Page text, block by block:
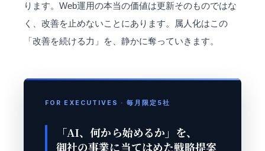
ります。Web運用の本当の価値は更新そのものではな
く、改善を止めないことにあります。属人化はこの
「改善を続ける力」を、静かに奪っていきます。
FOR EXECUTIVES · 毎月限定5社
「AI、何から始めるか」を、
御社の事業に当てはめた戦略提案